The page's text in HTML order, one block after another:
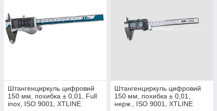
Штангенциркуль цифровий
150 мм, похибка ± 0,01, Full
inox, ISO 9001, XTLINE
Штангенциркуль цифровий
150 мм, похибка ± 0,01,
нерж., ISO 9001, XTLINE